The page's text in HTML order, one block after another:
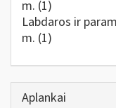
m. (1)
Labdaros ir
m. (1)
Aplankai